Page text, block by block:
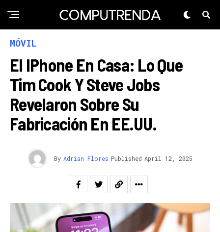
MÓVIL
El IPhone En Casa: Lo Que
Tim Cook Y Steve Jobs
Revelaron Sobre Su
Fabricación En EE.UU.
By Adrian Flores Published April 12, 2025